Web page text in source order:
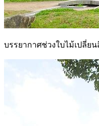
บรรยากาศช่วงใบไม้เปลี่ยน